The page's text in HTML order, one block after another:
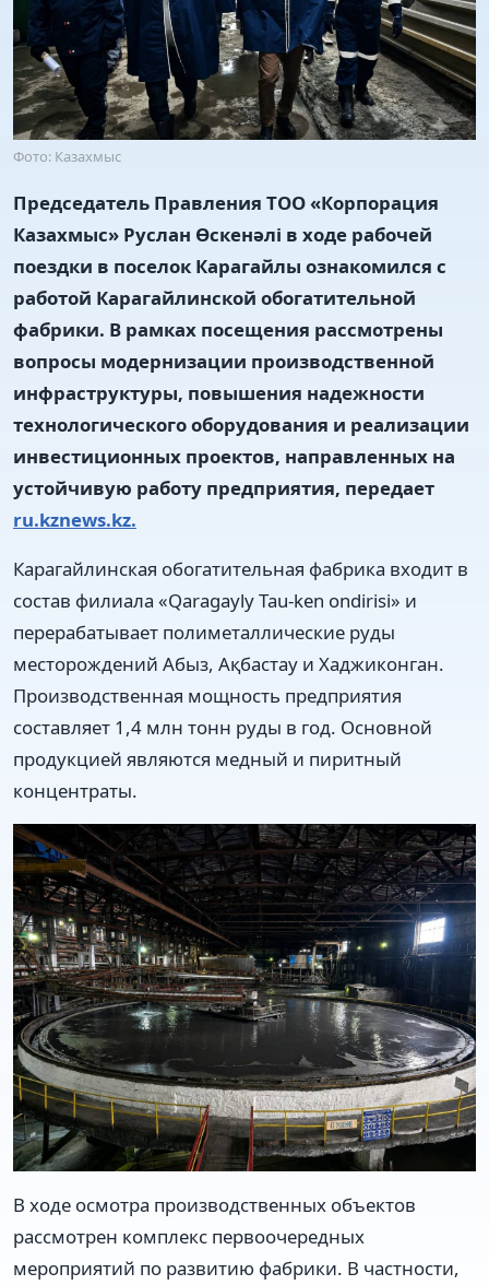
Фото: Казахмыс
Председатель Правления ТОО «Корпорация
Казахмыс» Руслан Өскенәлі в ходе рабочей
поездки в поселок Карагайлы ознакомился с
работой Карагайлинской обогатительной
фабрики. В рамках посещения рассмотрены
вопросы модернизации производственной
инфраструктуры, повышения надежности
технологического оборудования и реализации
инвестиционных проектов, направленных на
устойчивую работу предприятия, передает
ru.kznews.kz.
Карагайлинская обогатительная фабрика входит в
состав филиала «Qaragayly Tau-ken ondirisi» и
перерабатывает полиметаллические руды
месторождений Абыз, Ақбастау и Хаджиконган.
Производственная мощность предприятия
составляет 1,4 млн тонн руды в год. Основной
продукцией являются медный и пиритный
концентраты.
В ходе осмотра производственных объектов
рассмотрен комплекс первоочередных
мероприятий по развитию фабрики. В частности,